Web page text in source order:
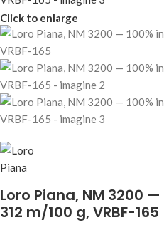
Click to enlarge
Loro Piana, NM 3200
312 m/100 g, VRBF-165